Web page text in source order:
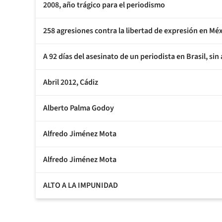
2008, año trágico para el periodismo
258 agresiones contra la libertad de expresión en
A 92 días del asesinato de un periodista en Brasil, sin
Abril 2012, Cádiz
Alberto Palma Godoy
Alfredo Jiménez Mota
Alfredo Jiménez Mota
ALTO A LA IMPUNIDAD